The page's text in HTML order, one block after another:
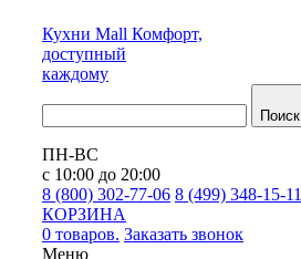
Кухни Mall Комфорт,
доступный
каждому
Поиск
ПН-ВС
с 10:00 до 20:00
8 (800) 302-77-06 8 (499) 348-15-11
КОРЗИНА
0 товаров. Заказать звонок
Меню